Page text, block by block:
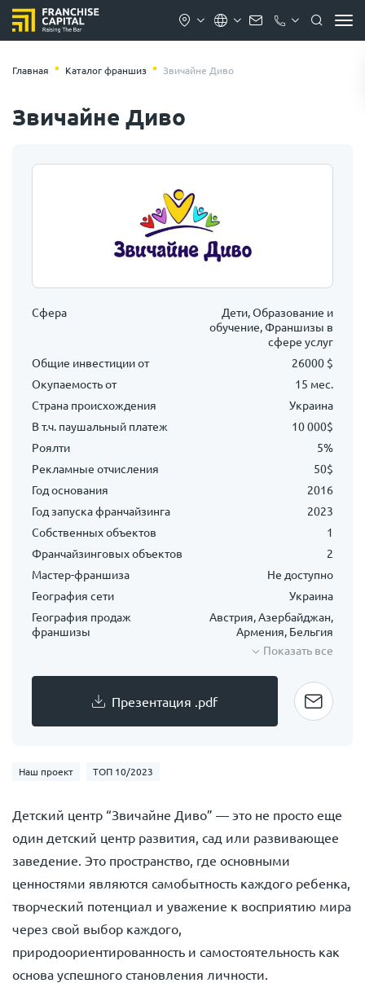
Главная Каталог франшиз Звичайне Диво
Наш проект ТОП 10/2023
Детский центр “Звичайне Диво” — это не просто еще
один детский центр развития, сад или развивающее
заведение. Это пространство, где основными
ценностями являются самобытность каждого ребенка,
творческий потенциал и уважение к восприятию мира
через свой выбор каждого,
природоориентированность и самостоятельность как
основа успешного становления личности.
Сфера
Дети, Образование и
обучение, Франшизы в
сфере услуг
Общие инвестиции от
26000 $
Окупаемость от
15 мес.
Страна происхождения
Украина
В т.ч. паушальный платеж
10 000$
Роялти
5%
Рекламные отчисления
50$
Год основания
2016
Год запуска франчайзинга
2023
Собственных объектов
1
Франчайзинговых объектов
2
Мастер-франшиза
Не доступно
География сети
Украина
География продаж
франшизы
Австрия, Азербайджан,
Армения, Бельгия
Показать все
Презентация .pdf
Звичайне Диво